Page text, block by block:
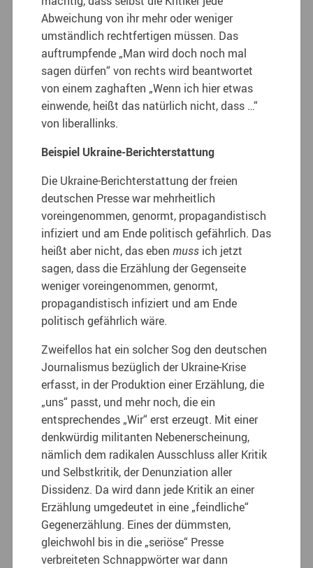
Abweichung von ihr mehr oder weniger
umständlich rechtfertigen müssen. Das
auftrumpfende „Man wird doch noch mal
sagen dürfen“ von rechts wird beantwortet
von einem zaghaften „Wenn ich hier etwas
einwende, heißt das natürlich nicht, dass …“
von liberallinks.
Beispiel Ukraine-Berichterstattung
Die Ukraine-Berichterstattung der freien
deutschen Presse war mehrheitlich
voreingenommen, genormt, propagandistisch
infiziert und am Ende politisch gefährlich. Das
heißt aber nicht, das ebenmuss ich jetzt
sagen, dass die Erzählung der Gegenseite
weniger voreingenommen, genormt,
propagandistisch infiziert und am Ende
politisch gefährlich wäre.
Zweifellos hat ein solcher Sog den deutschen
Journalismus bezüglich der Ukraine-Krise
erfasst, in der Produktion einer Erzählung, die
„uns“ passt, und mehr noch, die ein
entsprechendes „Wir“ erst erzeugt. Mit einer
denkwürdig militanten Nebenerscheinung,
nämlich dem radikalen Ausschluss aller Kritik
und Selbstkritik, der Denunziation aller
Dissidenz. Da wird dann jede Kritik an einer
Erzählung umgedeutet in eine „feindliche“
Gegenerzählung. Eines der dümmsten,
gleichwohl bis in die „seriöse“ Presse
verbreiteten Schnappwörter war dann